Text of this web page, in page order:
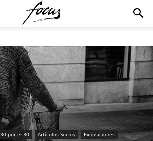
30 por el 30 Artículos Socios
Exposiciones